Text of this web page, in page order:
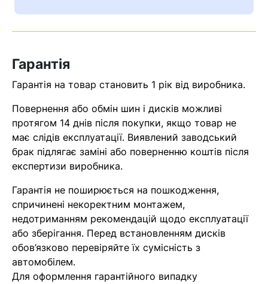
Помилка:
знайдена.
Гарантія
Гарантія на товар становить 1 рік від виробника.
Повернення або обмін шин і дисків можливі
протягом 14 днів після покупки, якщо товар не
має слідів експлуатації. Виявлений заводський
брак підлягає заміні або поверненню коштів після
експертизи виробника.
Гарантія не поширюється на пошкодження,
спричинені некоректним монтажем,
недотриманням рекомендацій щодо експлуатації
або зберігання. Перед встановленням дисків
обов’язково перевіряйте їх сумісність з
автомобілем.
Для оформлення гарантійного випадку